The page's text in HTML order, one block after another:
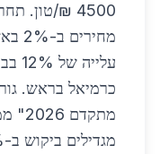
4500 ₪/טון.
כרמיאל בראש.